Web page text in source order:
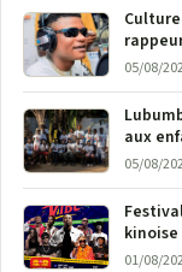
Bunia
05/08/
aux
05/08/
urbaine
01/08/